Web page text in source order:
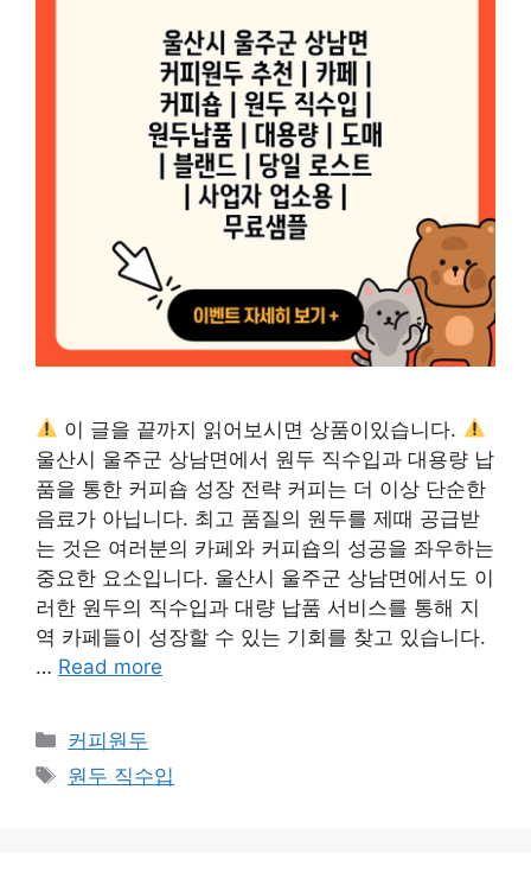
이 글을 끝까지 읽어보시면 상품이있습니다.
울산시 울주군 상남면에서 원두 직수입과 대용량 납
품을 통한 커피숍 성장 전략 커피는 더 이상 단순한
음료가 아닙니다. 최고 품질의 원두를 제때 공급받
는 것은 여러분의 카페와 커피숍의 성공을 좌우하는
중요한 요소입니다. 울산시 울주군 상남면에서도 이
러한 원두의 직수입과 대량 납품 서비스를 통해 지
역 카페들이 성장할 수 있는 기회를 찾고 있습니다.
… Read more
카
테
커피원두
태
원두 직수입